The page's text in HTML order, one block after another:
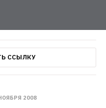
ССЫЛКУ
2008